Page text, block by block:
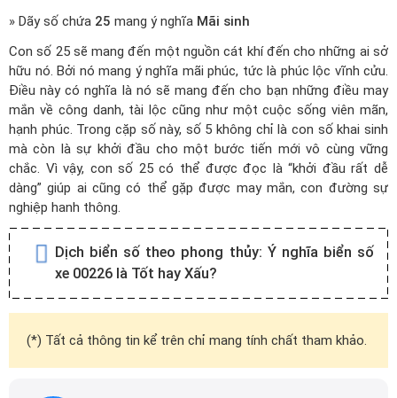
» Dãy số chứa 25 mang ý nghĩa Mãi sinh
Con số 25 sẽ mang đến một nguồn cát khí đến cho những ai sở
hữu nó. Bởi nó mang ý nghĩa mãi phúc, tức là phúc lộc vĩnh cửu.
Điều này có nghĩa là nó sẽ mang đến cho bạn những điều may
mắn về công danh, tài lộc cũng như một cuộc sống viên mãn,
hạnh phúc. Trong cặp số này, số 5 không chỉ là con số khai sinh
mà còn là sự khởi đầu cho một bước tiến mới vô cùng vững
chắc. Vì vậy, con số 25 có thể được đọc là “khởi đầu rất dễ
dàng” giúp ai cũng có thể gặp được may mắn, con đường sự
nghiệp hanh thông.
Dịch biển số theo phong thủy: Ý nghĩa biển số
xe 00226 là Tốt hay Xấu?
(*) Tất cả thông tin kể trên chỉ mang tính chất tham khảo.